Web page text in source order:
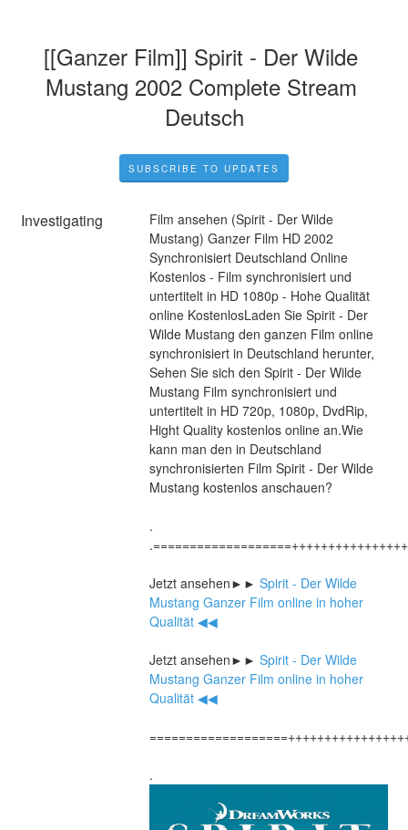
[[Ganzer Film]] Spirit - Der Wilde
Mustang 2002 Complete Stream
Deutsch
SUBSCRIBE TO UPDATES
Investigating
Film ansehen (Spirit - Der Wilde
Mustang) Ganzer Film HD 2002
Synchronisiert Deutschland Online
Kostenlos - Film synchronisiert und
untertitelt in HD 1080p - Hohe Qualität
online KostenlosLaden Sie Spirit - Der
Wilde Mustang den ganzen Film online
synchronisiert in Deutschland herunter,
Sehen Sie sich den Spirit - Der Wilde
Mustang Film synchronisiert und
untertitelt in HD 720p, 1080p, DvdRip,
Hight Quality kostenlos online an.Wie
kann man den in Deutschland
synchronisierten Film Spirit - Der Wilde
Mustang kostenlos anschauen?
.
Jetzt ansehen►► Spirit - Der Wilde
Mustang Ganzer Film online in hoher
Qualität ◀◀
Jetzt ansehen►► Spirit - Der Wilde
Mustang Ganzer Film online in hoher
Qualität ◀◀
.